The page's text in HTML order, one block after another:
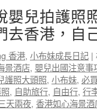
嬰兒拍護照
去香港，
香港, 小布妹成長日記 |
景酒店, 嬰兒出國注意事
護照大頭照, 小布妹, 必
, 自助旅行, 自由行, 行
天兩夜, 香港如心海景酒